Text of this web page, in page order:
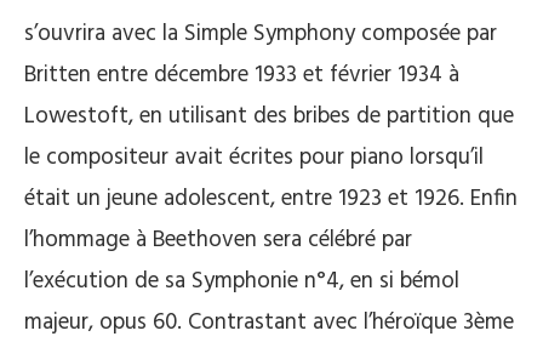
s’ouvrira avec la Simple Symphony composée par
Britten entre décembre 1933 et février 1934 à
Lowestoft, en utilisant des bribes de partition que
le compositeur avait écrites pour piano lorsqu’il
était un jeune adolescent, entre 1923 et 1926. Enfin
l’hommage à Beethoven sera célébré par
l’exécution de sa Symphonie n°4, en si bémol
majeur, opus 60. Contrastant avec l’héroïque 3ème